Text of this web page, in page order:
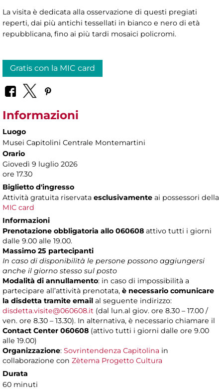
La visita è dedicata alla osservazione di questi pregiati
reperti, dai più antichi tessellati in bianco e nero di età
repubblicana, fino ai più tardi mosaici policromi.
Gratis con la MIC card
Informazioni
Luogo
Musei Capitolini Centrale Montemartini
Orario
Giovedì 9 luglio 2026
ore 17.30
Biglietto d'ingresso
Attività gratuita riservata esclusivamente ai possessori della
MIC card
Informazioni
Prenotazione obbligatoria allo 060608 attivo tutti i giorni
dalle 9.00 alle 19.00.
Massimo 25 partecipanti
In caso di disponibilità le persone possono aggiungersi
anche il giorno stesso sul posto
Modalità di annullamento: in caso di impossibilità a
partecipare all’attività prenotata, è necessario comunicare
la disdetta tramite email al seguente indirizzo:
disdetta.visite@060608.it (dal lun.al giov. ore 8.30 – 17.00 /
ven. ore 8.30 – 13.30). In alternativa, è necessario chiamare il
Contact Center 060608 (attivo tutti i giorni dalle ore 9.00
alle 19.00)
Organizzazione: Sovrintendenza Capitolina in
collaborazione con Zètema Progetto Cultura
Durata
60 minuti